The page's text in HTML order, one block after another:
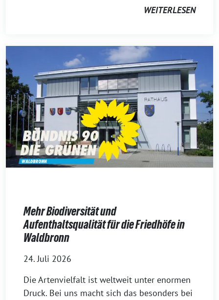
WEITERLESEN
Mehr Biodiversität und
Aufenthaltsqualität für die Friedhöfe in
Waldbronn
24. Juli 2026
Die Artenvielfalt ist weltweit unter enormen
Druck. Bei uns macht sich das besonders bei